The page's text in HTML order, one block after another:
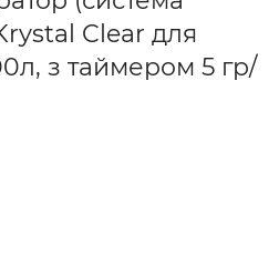
Clear для
з таймером 5 гр/